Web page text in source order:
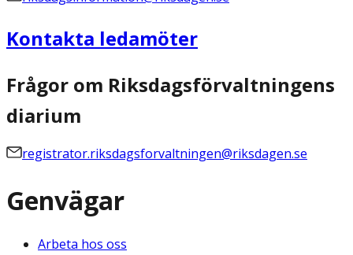
Kontakta ledamöter
Frågor om Riksdagsförvaltningens
diarium
registrator.riksdagsforvaltningen@riksdagen.se
Genvägar
Arbeta hos oss